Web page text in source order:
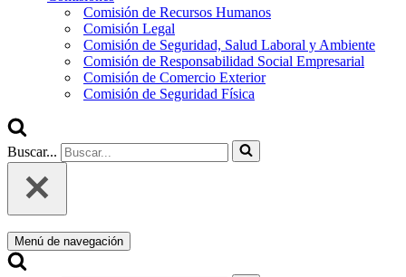
Comisión de Recursos Humanos
Comisión Legal
Comisión de Seguridad, Salud Laboral y Ambiente
Comisión de Responsabilidad Social Empresarial
Comisión de Comercio Exterior
Comisión de Seguridad Física
Buscar...
Menú de navegación